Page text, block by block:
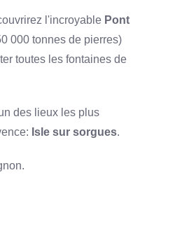
l'incroyable Pont
000 tonnes de pierres)
toutes les fontaines de
des lieux les plus
Isle sur sorgues.